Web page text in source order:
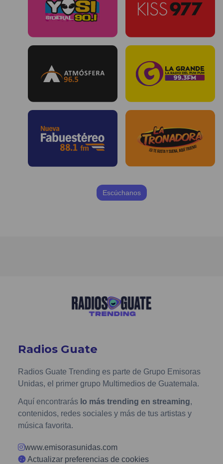
Escúchanos
Radios Guate
Radios Guate Trending es parte de Grupo Emisoras
Unidas, el primer grupo Multimedios de Guatemala.
Aquí encontrarás lo más trending en streaming,
contenidos, redes sociales y más de tus artistas y
música favorita.
www.emisorasunidas.com
Actualizar preferencias de cookies